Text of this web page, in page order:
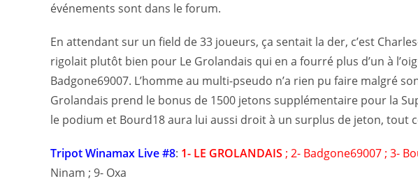
événements sont dans le forum.
En attendant sur un field de 33 joueurs, ça sentait la der, c’est
rigolait plutôt bien pour Le Grolandais qui en a fourré plus d’un à
Badgone69007. L’homme au multi-pseudo n’a rien pu faire malgré
Grolandais prend le bonus de 1500 jetons supplémentaire pour la
le podium et Bourd18 aura lui aussi droit à un surplus de jeton, tout
Tripot Winamax Live #8: 1- LE GROLANDAIS ; 2- Badgone69007 ; 3-
Ninam ; 9- Oxa